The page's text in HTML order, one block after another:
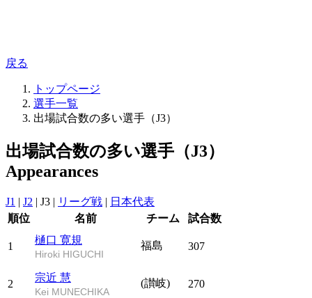
戻る
トップページ
選手一覧
出場試合数の多い選手（J3）
出場試合数の多い選手（J3）
Appearances
J1 | J2 | J3 | リーグ戦 | 日本代表
順位
名前 チーム 試合数
1
樋口 寛規
Hiroki HIGUCHI
福島 307
2
宗近 慧
Kei MUNECHIKA
(讃岐) 270